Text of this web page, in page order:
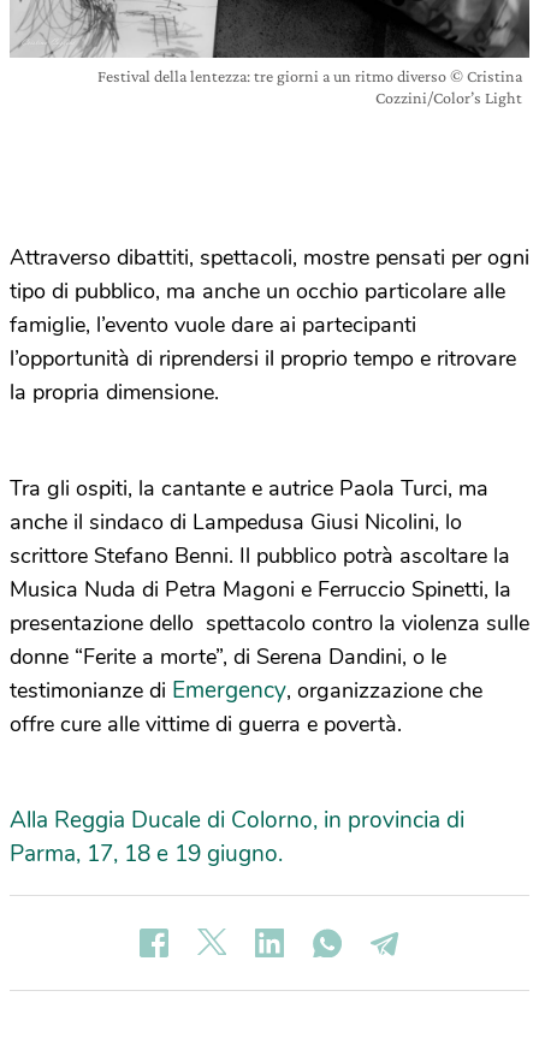
Festival della lentezza: tre giorni a un ritmo diverso © Cristina
Cozzini/Color’s Light
Attraverso dibattiti, spettacoli, mostre pensati per ogni
tipo di pubblico, ma anche un occhio particolare alle
famiglie, l’evento vuole dare ai partecipanti
l’opportunità di riprendersi il proprio tempo e ritrovare
la propria dimensione.
Tra gli ospiti, la cantante e autrice Paola Turci, ma
anche il sindaco di Lampedusa Giusi Nicolini, lo
scrittore Stefano Benni. Il pubblico potrà ascoltare la
Musica Nuda di Petra Magoni e Ferruccio Spinetti, la
presentazione dello spettacolo contro la violenza sulle
donne “Ferite a morte”, di Serena Dandini, o le
testimonianze di Emergency, organizzazione che
offre cure alle vittime di guerra e povertà.
Alla Reggia Ducale di Colorno, in provincia di
Parma, 17, 18 e 19 giugno.